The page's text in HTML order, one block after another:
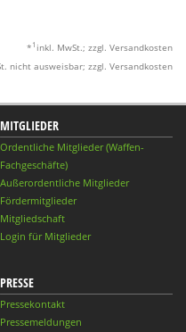
* 1 inkl. MwSt.; zzgl. Versandkosten
nicht ausweisbar; zzgl. Versandkosten
MITGLIEDER
Ordentliche Mitglieder (Waffen-
Fachgeschäfte)
Außerordentliche Mitglieder
Fördermitglieder
Mitgliedschaft
Login für Mitglieder
PRESSE
Pressekontakt
Pressemeldungen